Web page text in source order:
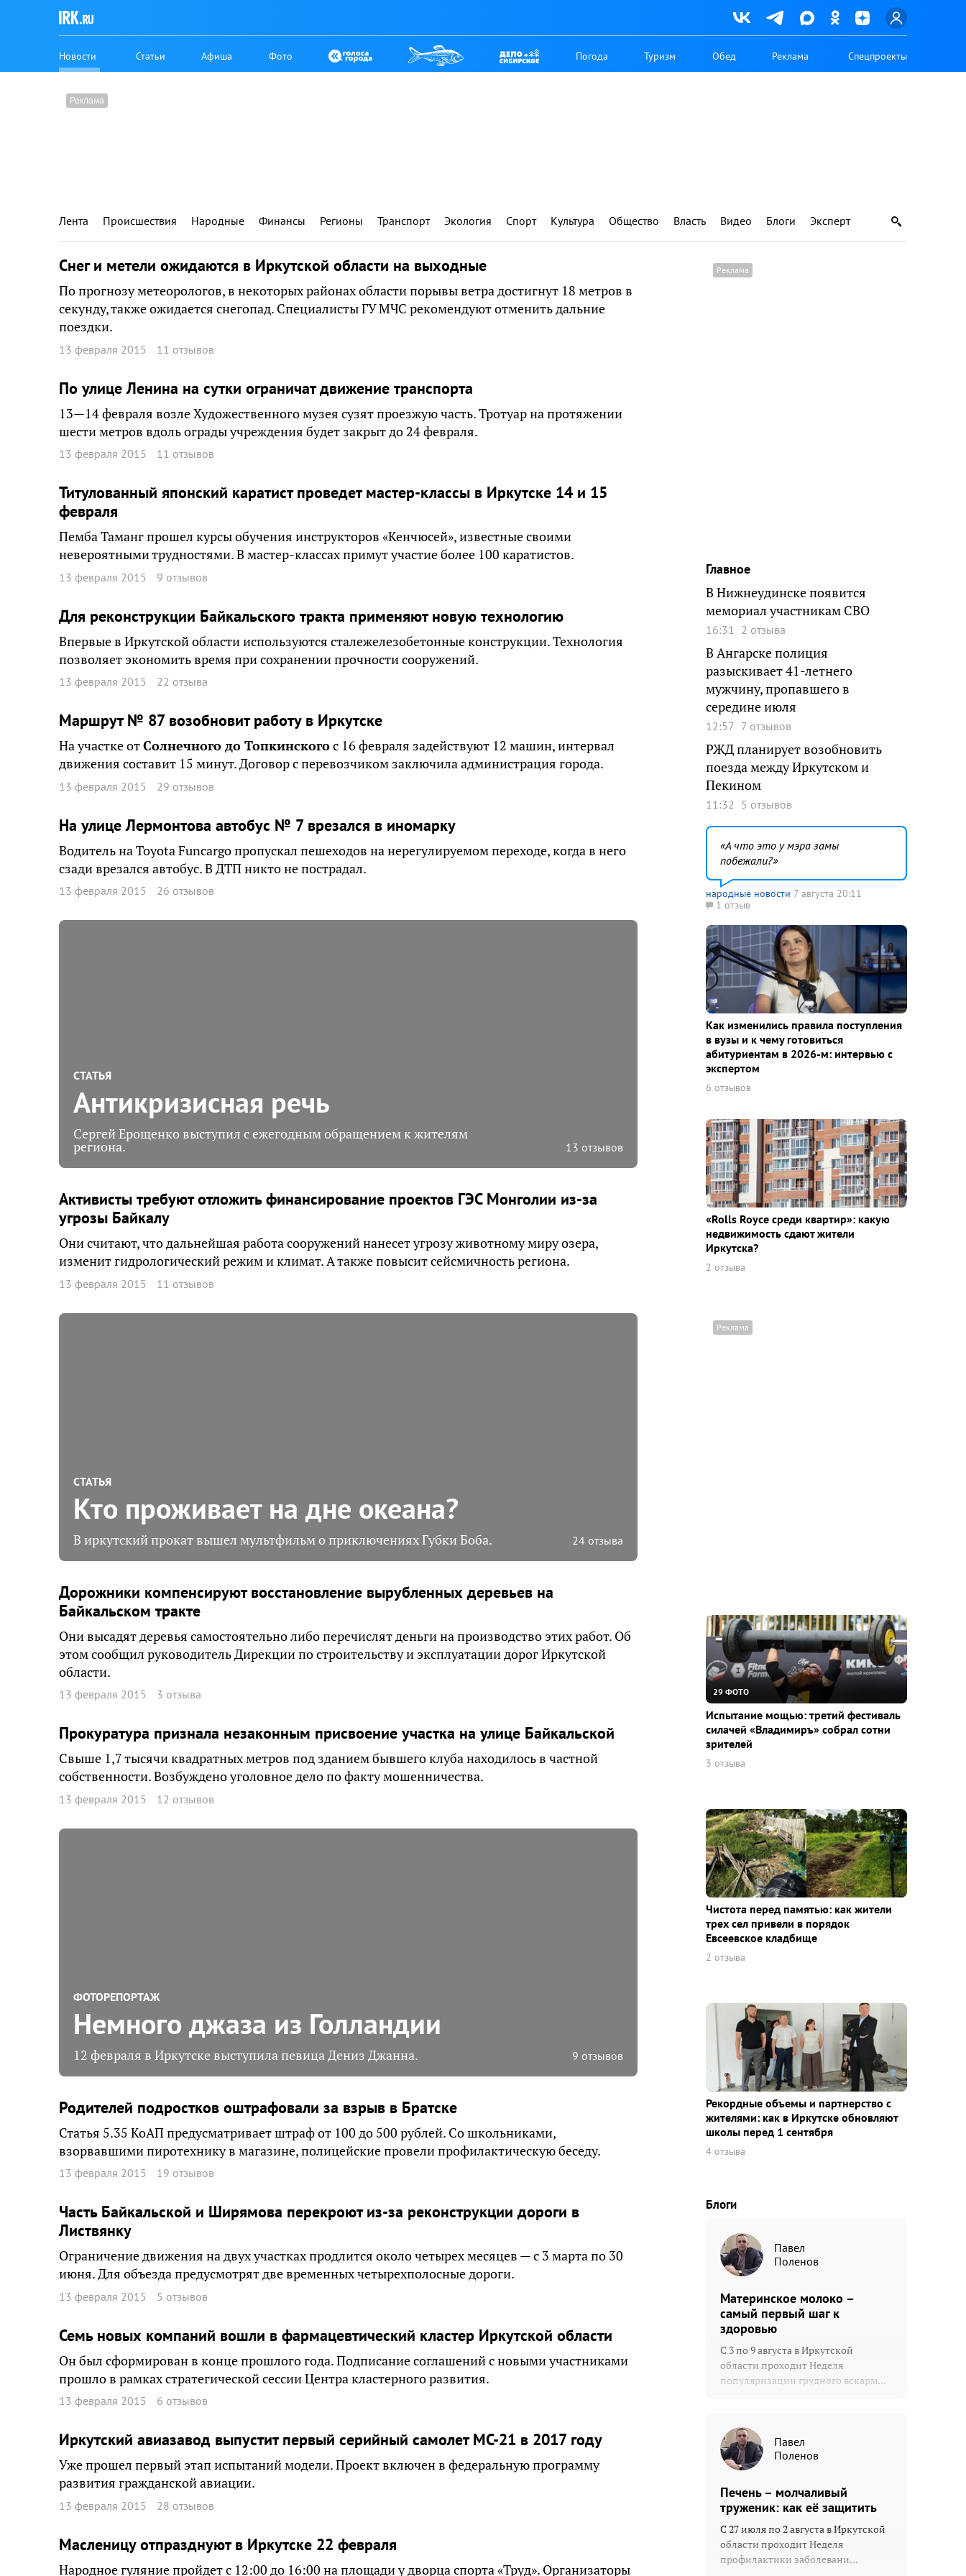
Новости Статьи Афиша Фото Погода Туризм Обед Реклама Спецпроекты
Лента Происшествия Народные Финансы Регионы Транспорт Экология Спорт Культура Общество Власть Видео Блоги Эксперт
Снег и метели ожидаются в Иркутской области на выходные
По прогнозу метеорологов, в некоторых районах области порывы ветра достигнут 18 метров в
секунду, также ожидается снегопад. Специалисты ГУ МЧС рекомендуют отменить дальние
поездки.
13 февраля 2015 11 отзывов
По улице Ленина на сутки ограничат движение транспорта
13—14 февраля возле Художественного музея сузят проезжую часть. Тротуар на протяжении
шести метров вдоль ограды учреждения будет закрыт до 24 февраля.
13 февраля 2015 11 отзывов
Титулованный японский каратист проведет мастер-классы в Иркутске 14 и 15
февраля
Пемба Таманг прошел курсы обучения инструкторов «Кенчюсей», известные своими
невероятными трудностями. В мастер-классах примут участие более 100 каратистов.
13 февраля 2015 9 отзывов
Для реконструкции Байкальского тракта применяют новую технологию
Впервые в Иркутской области используются сталежелезобетонные конструкции. Технология
позволяет экономить время при сохранении прочности сооружений.
13 февраля 2015 22 отзыва
Маршрут № 87 возобновит работу в Иркутске
На участке отСолнечного до Топкинскогос 16 февраля задействуют 12 машин, интервал
движения составит 15 минут. Договор с перевозчиком заключила администрация города.
13 февраля 2015 29 отзывов
На улице Лермонтова автобус № 7 врезался в иномарку
Водитель на Toyota Funcargo пропускал пешеходов на нерегулируемом переходе, когда в него
сзади врезался автобус. В ДТП никто не пострадал.
13 февраля 2015 26 отзывов
СТАТЬЯ
Антикризисная речь
Сергей Ерощенко выступил с ежегодным обращением к жителям
региона. 13 отзывов
Активисты требуют отложить финансирование проектов ГЭС Монголии из-за
угрозы Байкалу
Они считают, что дальнейшая работа сооружений нанесет угрозу животному миру озера,
изменит гидрологический режим и климат. А также повысит сейсмичность региона.
13 февраля 2015 11 отзывов
СТАТЬЯ
Кто проживает на дне океана?
В иркутский прокат вышел мультфильм о приключениях Губки Боба. 24 отзыва
Дорожники компенсируют восстановление вырубленных деревьев на
Байкальском тракте
Они высадят деревья самостоятельно либо перечислят деньги на производство этих работ. Об
этом сообщил руководитель Дирекции по строительству и эксплуатации дорог Иркутской
области.
13 февраля 2015 3 отзыва
Прокуратура признала незаконным присвоение участка на улице Байкальской
Свыше 1,7 тысячи квадратных метров под зданием бывшего клуба находилось в частной
собственности. Возбуждено уголовное дело по факту мошенничества.
13 февраля 2015 12 отзывов
ФОТОРЕПОРТАЖ
Немного джаза из Голландии
12 февраля в Иркутске выступила певица Дениз Джанна. 9 отзывов
Родителей подростков оштрафовали за взрыв в Братске
Статья 5.35 КоАП предусматривает штраф от 100 до 500 рублей. Со школьниками,
взорвавшими пиротехнику в магазине, полицейские провели профилактическую беседу.
13 февраля 2015 19 отзывов
Часть Байкальской и Ширямова перекроют из-за реконструкции дороги в
Листвянку
Ограничение движения на двух участках продлится около четырех месяцев — с 3 марта по 30
июня. Для объезда предусмотрят две временных четырехполосные дороги.
13 февраля 2015 5 отзывов
Семь новых компаний вошли в фармацевтический кластер Иркутской области
Он был сформирован в конце прошлого года. Подписание соглашений с новыми участниками
прошло в рамках стратегической сессии Центра кластерного развития.
13 февраля 2015 6 отзывов
Иркутский авиазавод выпустит первый серийный самолет МС-21 в 2017 году
Уже прошел первый этап испытаний модели. Проект включен в федеральную программу
развития гражданской авиации.
13 февраля 2015 28 отзывов
Масленицу отпразднуют в Иркутске 22 февраля
Народное гуляние пройдет с 12:00 до 16:00 на площади у дворца спорта «Труд». Организаторы
Главное
В Нижнеудинске появится
мемориал участникам СВО
16:31 2 отзыва
В Ангарске полиция
разыскивает 41-летнего
мужчину, пропавшего в
середине июля
12:57 7 отзывов
РЖД планирует возобновить
поезда между Иркутском и
Пекином
11:32 5 отзывов
А что это у мэра замы
побежали?
народные новости 7 августа 20:11
1 отзыв
Как изменились правила поступления
в вузы и к чему готовиться
абитуриентам в 2026-м: интервью с
экспертом
6 отзывов
«Rolls Royce среди квaртир»: какую
недвижимость сдают жители
Иркутска?
2 отзыва
29 ФОТО
Испытание мощью: третий фестиваль
силачей «Владимиръ» собрал сотни
зрителей
3 отзыва
Чистота перед памятью: как жители
трех сел привели в порядок
Евсеевское кладбище
2 отзыва
Рекордные объемы и партнерство с
жителями: как в Иркутске обновляют
школы перед 1 сентября
4 отзыва
Блоги
Павел
Поленов
Материнское молоко –
самый первый шаг к
здоровью
С 3 по 9 августа в Иркутской
области проходит Неделя
популяризации грудного вскарм...
Павел
Поленов
Печень – молчаливый
труженик: как её защитить
С 27 июля по 2 августа в Иркутской
области проходит Неделя
профилактики заболевани...